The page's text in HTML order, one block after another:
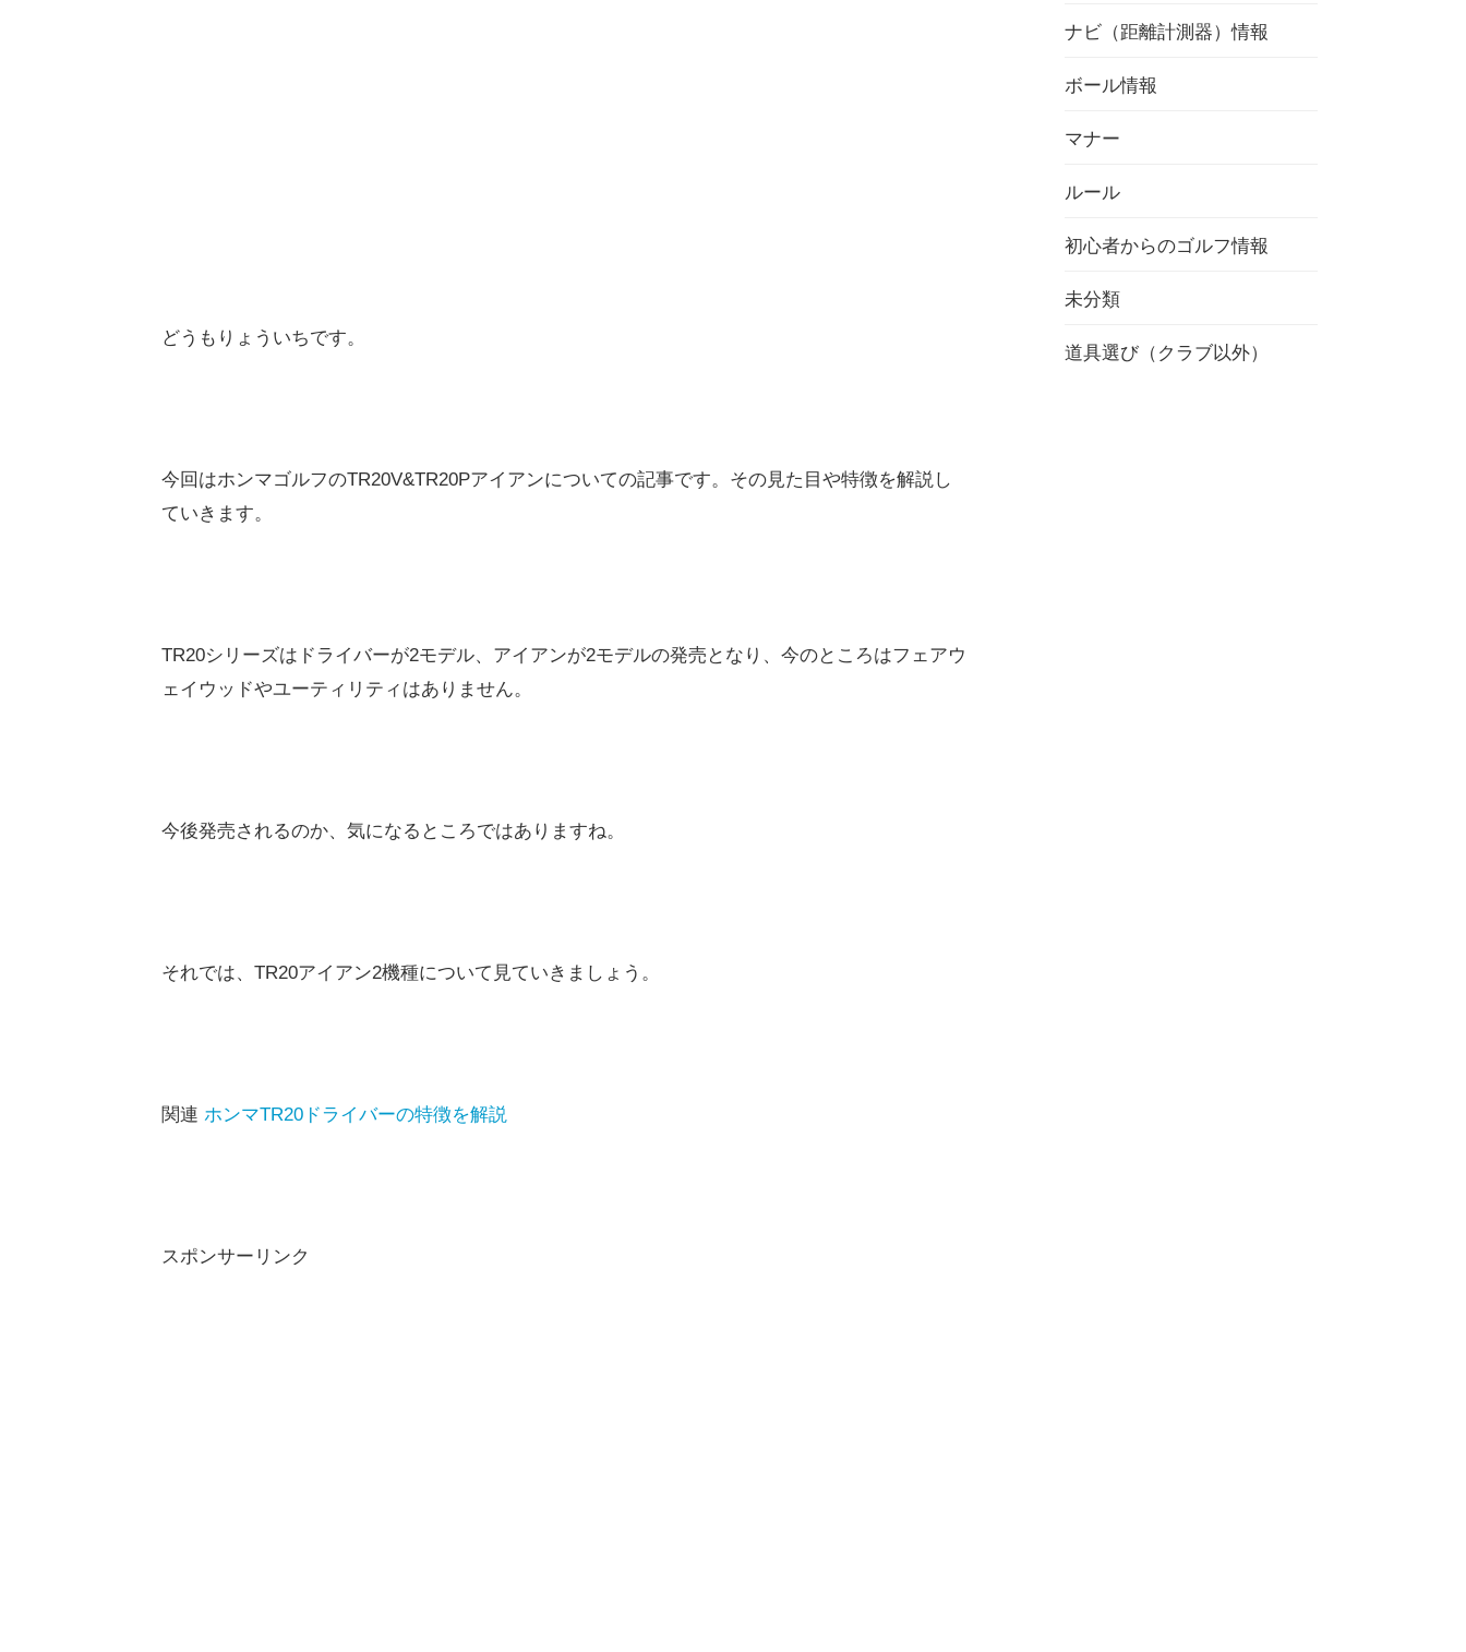
どうもりょういちです。
今回はホンマゴルフのTR20V&TR20Pアイアンについての記事です。その見た目や特徴を解説し
ていきます。
TR20シリーズはドライバーが2モデル、アイアンが2モデルの発売となり、今のところはフェアウ
ェイウッドやユーティリティはありません。
今後発売されるのか、気になるところではありますね。
それでは、TR20アイアン2機種について見ていきましょう。
関連 ホンマTR20ドライバーの特徴を解説
スポンサーリンク
ナビ（距離計測器）情報
ボール情報
マナー
ルール
初心者からのゴルフ情報
未分類
道具選び（クラブ以外）